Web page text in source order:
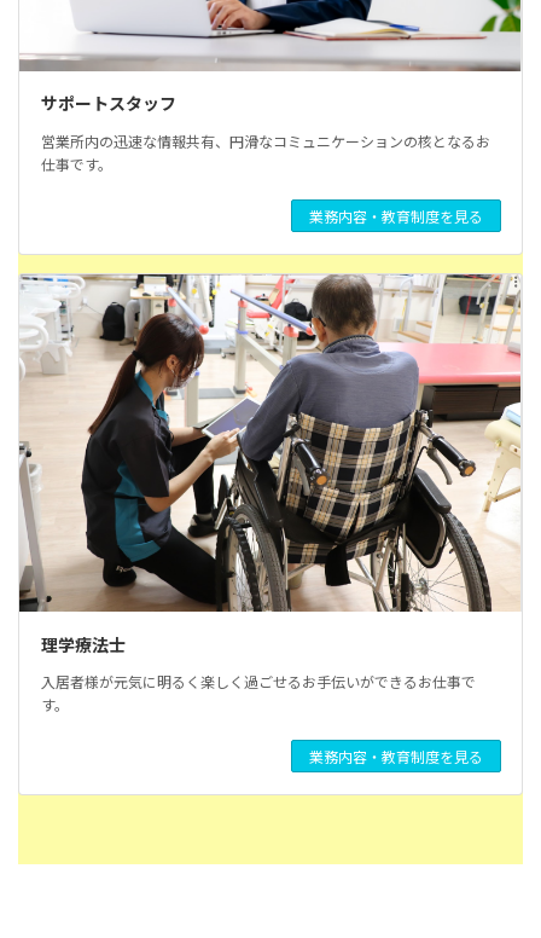
サポートスタッフ
営業所内の迅速な情報共有、円滑なコミュニケーションの核となるお
仕事です。
業務内容・教育制度を見る
理学療法士
入居者様が元気に明るく楽しく過ごせるお手伝いができるお仕事で
す。
業務内容・教育制度を見る